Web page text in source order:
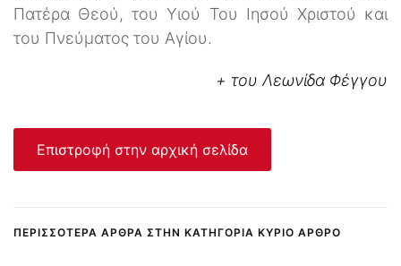
Πατέρα Θεού, του Υιού Του Ιησού Χριστού και
του Πνεύματος του Αγίου.
+ του Λεωνίδα Φέγγου
Επιστροφή στην αρχική σελίδα
ΠΕΡΙΣΣΌΤΕΡΑ ΆΡΘΡΑ ΣΤΗΝ ΚΑΤΗΓΟΡΊΑ ΚΎΡΙΟ ΆΡΘΡΟ